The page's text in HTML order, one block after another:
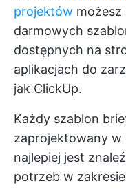
projektów możesz
darmowych
dostępnych na
aplikacjach do
jak ClickUp.
Każdy szablon
zaprojektowany w
najlepiej jest
potrzeb w